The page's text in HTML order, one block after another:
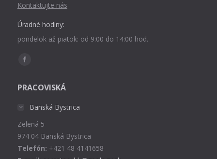
Kontaktujte nás
Úradné hodiny:
pondelok až piatok: od 9:00 do 14:00 hod.
Find us on:
Facebook
opens
window
PRACOVISKÁ
Banská Bystrica
Zelená 5
974 04 Banská Bystrica
Telefón: +421 48 4141658